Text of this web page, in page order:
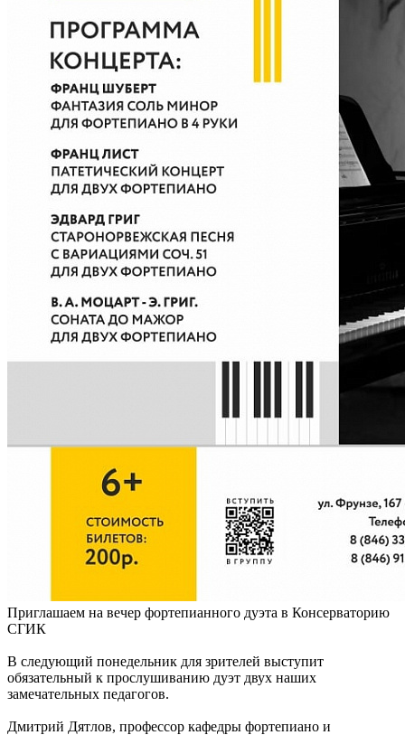
Приглашаем на вечер фортепианного дуэта в Консерваторию
СГИК
В следующий понедельник для зрителей выступит
обязательный к прослушиванию дуэт двух наших
замечательных педагогов.
Дмитрий Дятлов, профессор кафедры фортепиано и